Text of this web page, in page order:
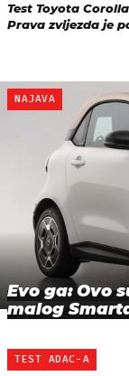
Test Toyota
Prava zvijezda je
NAJAVA
Evo ga: Ovo
malog
TEST ADAC-A